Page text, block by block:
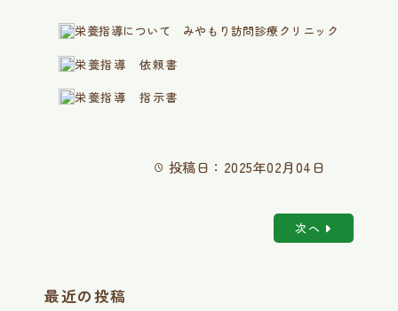
栄養指導について みやもり訪問診療クリニック
栄養指導 依頼書
栄養指導 指示書
投稿日：2025年02月04日
次へ
最近の投稿